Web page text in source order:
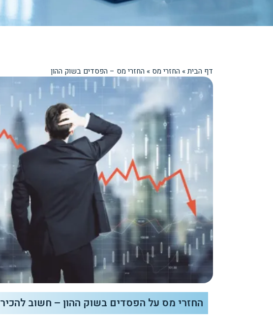
דף הבית» החזרי מס » החזרי מס – הפסדים בשוק ההון
החזרי מס על הפסדים בשוק ההון – חשוב להכיר